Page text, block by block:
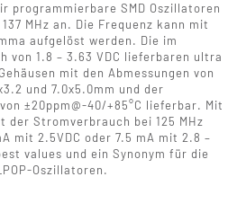
programmierbare SMD Oszillatoren
MHz an. Die Frequenz kann mit
aufgelöst werden. Die im
von 1.8 – 3.63 VDC lieferbaren ultra
mit den Abmessungen von
und 7.0x5.0mm und der
±20ppm@-40/+85°C lieferbar. Mit
der Stromverbrauch bei 125 MHz
mit 2.5VDC oder 7.5 mA mit 2.8 –
values und ein Synonym für die
Oszillatoren.